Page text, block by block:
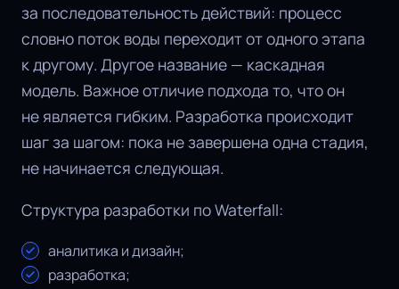
за последовательность действий: процесс
словно поток воды переходит от одного этапа
к другому. Другое название — каскадная
модель. Важное отличие подхода то, что он
не является гибким. Разработка происходит
шаг за шагом: пока не завершена одна стадия,
не начинается следующая.
Структура разработки по Waterfall:
аналитика и дизайн;
разработка;